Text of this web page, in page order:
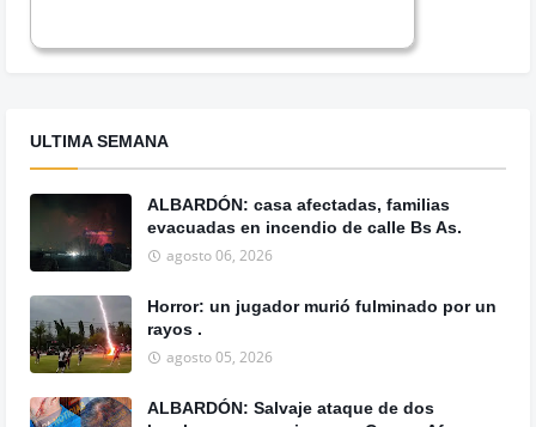
ULTIMA SEMANA
ALBARDÓN: casa afectadas, familias
evacuadas en incendio de calle Bs As.
agosto 06, 2026
Horror: un jugador murió fulminado por un
rayos .
agosto 05, 2026
ALBARDÓN: Salvaje ataque de dos